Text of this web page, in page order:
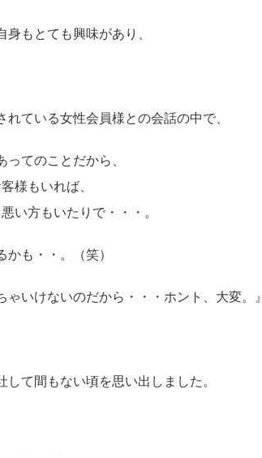
もとても興味があり、
ている女性会員様との会話の中で、
てのことだから、
様もいれば、
い方もいたりで・・・。
も・・。（笑）
いけないのだから・・・ホント、大変。』
て間もない頃を思い出しました。